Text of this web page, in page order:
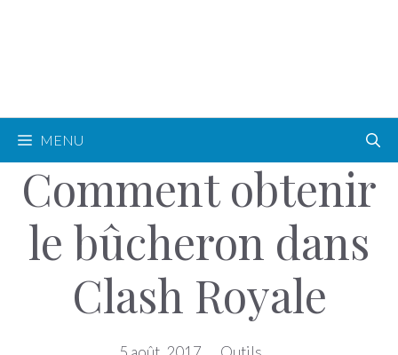
MENU
Comment obtenir
le bûcheron dans
Clash Royale